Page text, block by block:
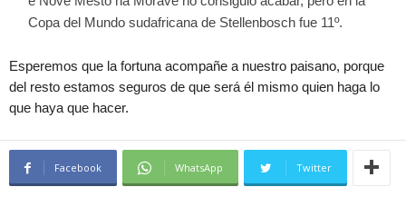
Copa del Mundo sudafricana de Stellenbosch fue 11º.
Esperemos que la fortuna acompañe a nuestro paisano, porque
del resto estamos seguros de que será él mismo quien haga lo
que haya que hacer.
Facebook WhatsApp Twitter